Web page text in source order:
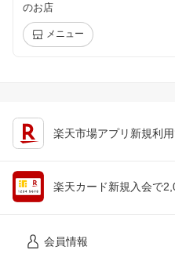
のお店
メニュー
楽天市場アプリ新規利
楽天カード新規入会で
会員情報